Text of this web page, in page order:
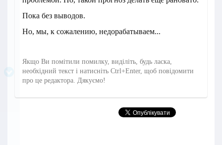
Пока без выводов.
Но, мы, к сожалению, недорабатываем...
Якщо Ви помітили помилку, виділіть, будь ласка,
необхідний текст і натисніть Ctrl+Enter, щоб повідомити
про це редактора. Дякуємо!